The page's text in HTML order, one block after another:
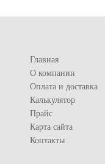
Главная
О компании
Оплата и доставка
Калькулятор
Прайс
Карта сайта
Контакты